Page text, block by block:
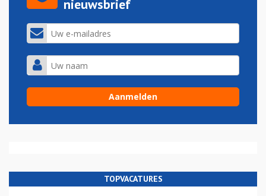
nieuwsbrief
TOPVACATURES